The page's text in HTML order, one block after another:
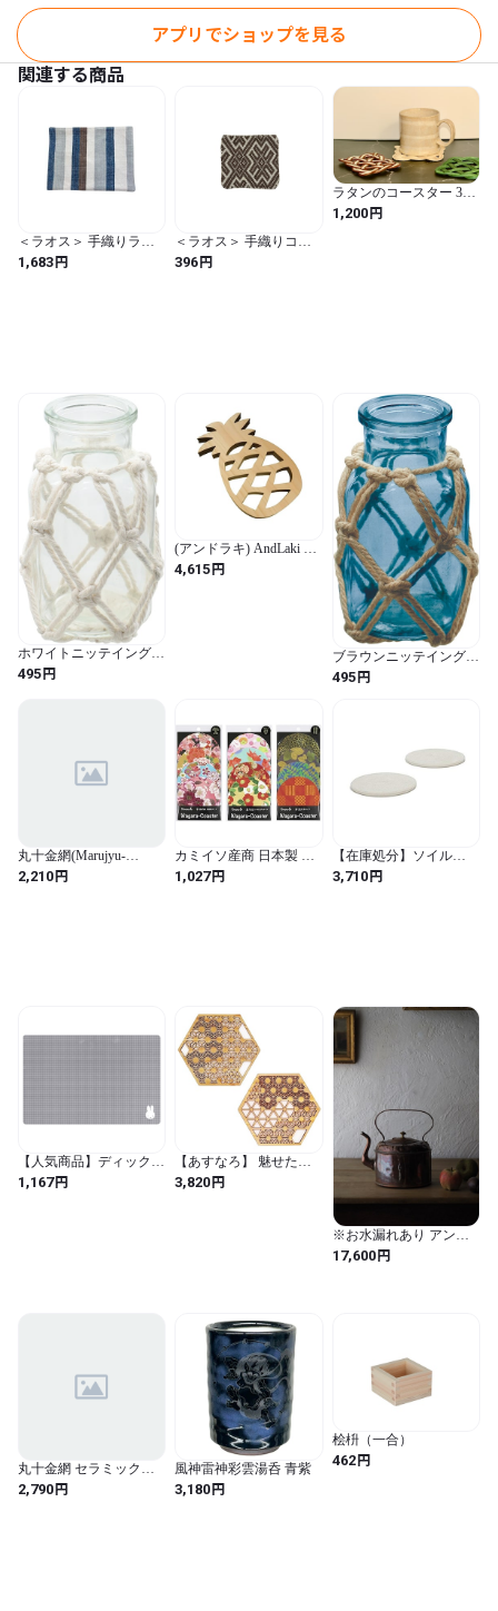
アプリでショップを見る
関連する商品
＜ラオス＞ 手織りラン
チョンマット
1,683円
＜ラオス＞ 手織りコー
スター
396円
ラタンのコースター 3枚
セット（SC260320）
1,200円
ホワイトニッテインググ
ラスベースCL RGB-
926 4961823516078
495円
(アンドラキ) AndLaki 鍋
敷き おしゃれ 木製 木 パ
イナップル 国産天然ひ
4,615円
ブラウンニッテインググ
ラスベースDBL RGB-
929 4961823516108
495円
丸十金網(Marujyu-
kanaami) セラミック焼網
小 15cm 0703-001
2,210円
カミイソ産商 日本製 コ
ースター kimono美 3点セ
ット (華友禅柄・遊レト
1,027円
【在庫処分】ソイル
(Soil) 珪藻土 コースター
ライト サークル 2枚セッ
3,710円
【人気商品】ディック・
ブルーナ ランチョンマ
ット 約44×28cm チェッ
1,167円
【あすなろ】 魅せたく
なるコースター 木製 日
本製 ２枚セット ２バリ
3,820円
※お水漏れあり アンテ
ィーク 銅のやかん(M)-
antique copper kettle
17,600円
丸十金網 セラミック板
焼網 大 22×22×H4cm
2,790円
風神雷神彩雲湯呑 青紫
3,180円
桧枡（一合）
462円